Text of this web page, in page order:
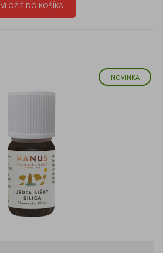
VLOŽIŤ DO KOŠÍKA
NOVINKA